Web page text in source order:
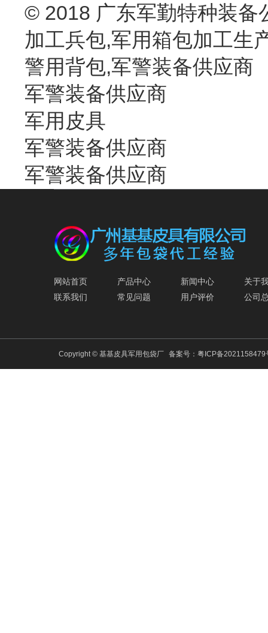
© 2018 广东军勤特种装备
加工兵包,军用箱包加工生
警用背包,军警装备供应商
军警装备供应商
军用皮具
军警装备供应商
军警装备供应商
网站首页 产品中心 新闻中心
关于
联系我们
常见问题 用户评价 公司
Copyright © 基基皮具军用包袋厂 备案号： 粤ICP备2021158479